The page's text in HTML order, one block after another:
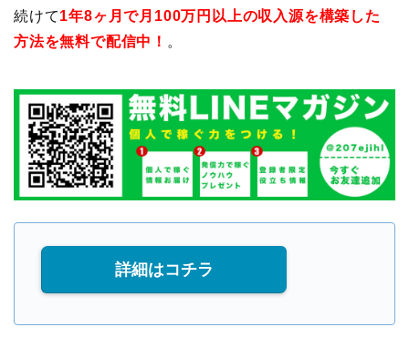
続けて1年8ヶ月で月100万円以上の収入源を構築した
方法を無料で配信中！ 。
詳細はコチラ